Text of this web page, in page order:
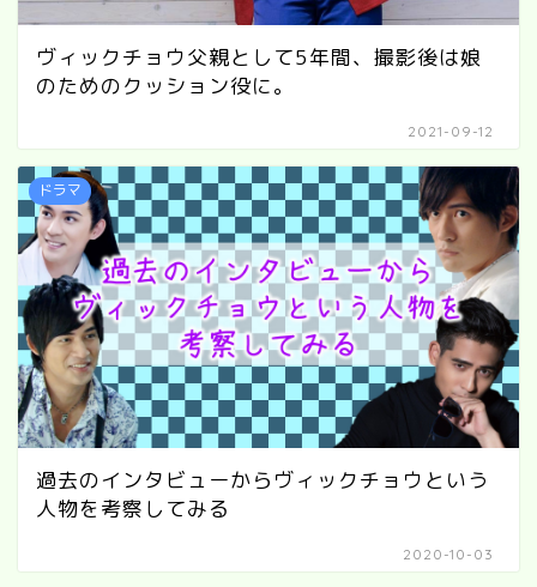
ヴィックチョウ父親として5年間、撮影後は娘
のためのクッション役に。
2021-09-12
ドラマ
過去のインタビューからヴィックチョウという
人物を考察してみる
2020-10-03